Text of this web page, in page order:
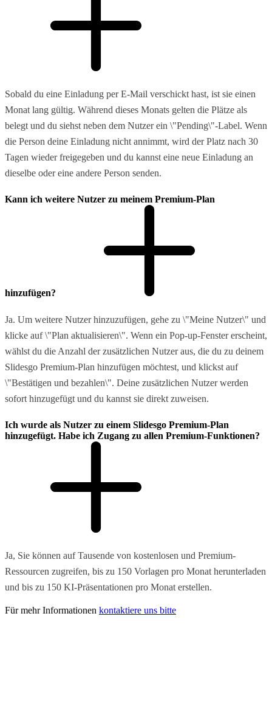
Sobald du eine Einladung per E-Mail verschickt hast, ist sie einen
Monat lang gültig. Während dieses Monats gelten die Plätze als
belegt und du siehst neben dem Nutzer ein \"Pending\"-Label. Wenn
die Person deine Einladung nicht annimmt, wird der Platz nach 30
Tagen wieder freigegeben und du kannst eine neue Einladung an
dieselbe oder eine andere Person senden.
Kann ich weitere Nutzer zu meinem Premium-Plan
hinzufügen?
Ja. Um weitere Nutzer hinzuzufügen, gehe zu \"Meine Nutzer\" und
klicke auf \"Plan aktualisieren\". Wenn ein Pop-up-Fenster erscheint,
wählst du die Anzahl der zusätzlichen Nutzer aus, die du zu deinem
Slidesgo Premium-Plan hinzufügen möchtest, und klickst auf
\"Bestätigen und bezahlen\". Deine zusätzlichen Nutzer werden
sofort hinzugefügt und du kannst sie direkt zuweisen.
Ich wurde als Nutzer zu einem Slidesgo Premium-Plan
hinzugefügt. Habe ich Zugang zu allen Premium-Funktionen?
Ja, Sie können auf Tausende von kostenlosen und Premium-
Ressourcen zugreifen, bis zu 150 Vorlagen pro Monat herunterladen
und bis zu 150 KI-Präsentationen pro Monat erstellen.
Für mehr Informationen kontaktiere uns bitte